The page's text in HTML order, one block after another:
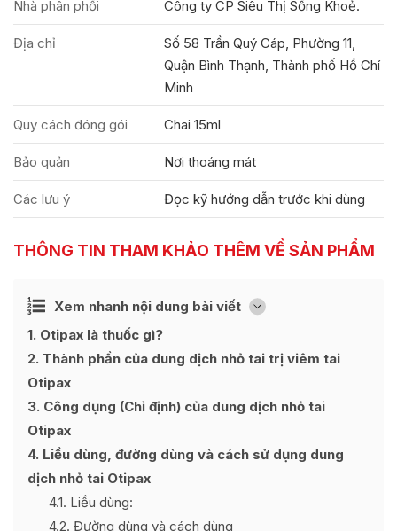
Nhà phân phối Công ty CP Siêu Thị Sống Khoẻ.
Địa chỉ
Số 58 Trần Quý Cáp, Phường 11,
Quận Bình Thạnh, Thành phố Hồ Chí
Minh
Quy cách đóng gói Chai 15ml
Bảo quản Nơi thoáng mát
Các lưu ý Đọc kỹ hướng dẫn trước khi dùng
THÔNG TIN THAM KHẢO THÊM VỀ SẢN PHẨM
Xem nhanh nội dung bài viết [
Ẩn
1 Otipax là thuốc gì?
2 Thành phần của dung dịch nhỏ tai trị viêm tai
Otipax
3 Công dụng (Chỉ định) của dung dịch nhỏ tai
Otipax
4 Liều dùng, đường dùng và cách sử dụng dung
dịch nhỏ tai Otipax
4.1 Liều dùng:
4.2 Đường dùng và cách dùng